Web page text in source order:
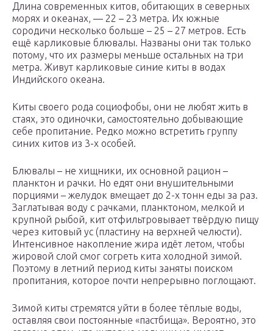
Длина современных китов, обитающих в северных
морях и океанах, — 22 – 23 метра. Их южные
сородичи несколько больше – 25 – 27 метров. Есть
ещё карликовые блювалы. Названы они так только
потому, что их размеры меньше остальных на три
метра. Живут карликовые синие киты в водах
Индийского океана.
Киты своего рода социофобы, они не любят жить в
стаях, это одиночки, самостоятельно добывающие
себе пропитание. Редко можно встретить группу
синих китов из 3-х особей.
Блювалы – не хищники, их основной рацион –
планктон и рачки. Но едят они внушительными
порциями – желудок вмещает до 2-х тонн еды за раз.
Заглатывая воду с рачками, планктоном, мелкой и
крупной рыбой, кит отфильтровывает твёрдую пищу
через китовый ус (пластину на верхней челюсти).
Интенсивное накопление жира идёт летом, чтобы
жировой слой смог согреть кита холодной зимой.
Поэтому в летний период киты заняты поиском
пропитания, которое почти непрерывно поглощают.
Зимой киты стремятся уйти в более тёплые воды,
оставляя свои постоянные «пастбища». Вероятно, это